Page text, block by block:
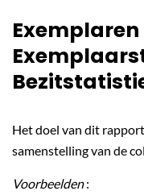
Exemplaren
Het doel van dit
samenstelling van de
Voorbeelden: